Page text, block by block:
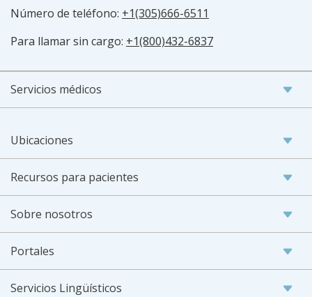
Número de teléfono: +1(305)666-6511
Para llamar sin cargo: +1(800)432-6837
Servicios médicos
Ubicaciones
Recursos para pacientes
Sobre nosotros
Portales
Servicios Lingüísticos